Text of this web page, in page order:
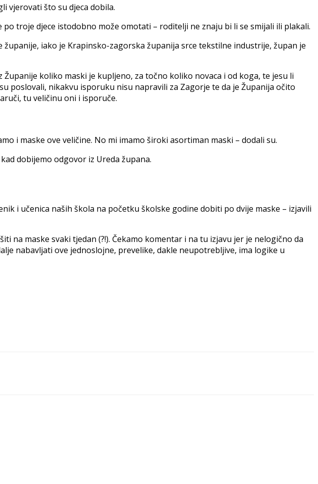
vjerovati što su djeca dobila.
troje djece istodobno može omotati – roditelji ne znaju bi li se smijali ili plakali.
iako je Krapinsko-zagorska županija srce tekstilne industrije, župan je
koliko maski je kupljeno, za točno koliko novaca i od koga, te jesu li
poslovali, nikakvu isporuku nisu napravili za Zagorje te da je Županija očito
tu veličinu oni i isporuče.
i maske ove veličine. No mi imamo široki asortiman maski – dodali su.
dobijemo odgovor iz Ureda župana.
i učenica naših škola na početku školske godine dobiti po dvije maske – izjavili
na maske svaki tjedan (?!). Čekamo komentar i na tu izjavu jer je nelogično da
nabavljati ove jednoslojne, prevelike, dakle neupotrebljive, ima logike u